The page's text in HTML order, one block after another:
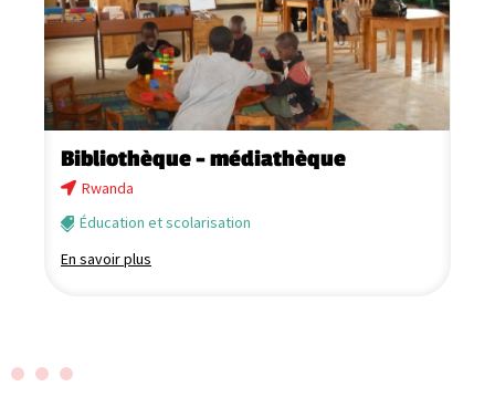
Bibliothèque – médiathèque
Rwanda
Éducation et scolarisation
En savoir plus